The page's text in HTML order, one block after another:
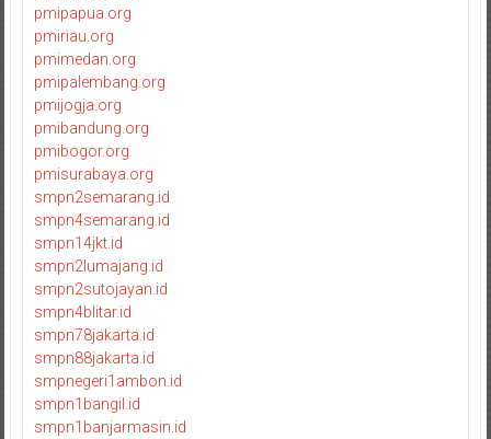
pmipapua.org
pmiriau.org
pmimedan.org
pmipalembang.org
pmijogja.org
pmibandung.org
pmibogor.org
pmisurabaya.org
smpn2semarang.id
smpn4semarang.id
smpn14jkt.id
smpn2lumajang.id
smpn2sutojayan.id
smpn4blitar.id
smpn78jakarta.id
smpn88jakarta.id
smpnegeri1ambon.id
smpn1bangil.id
smpn1banjarmasin.id